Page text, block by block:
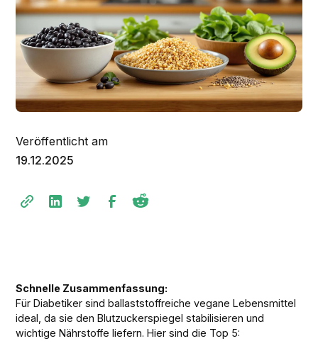
Veröffentlicht am
19.12.2025
Schnelle Zusammenfassung:
Für Diabetiker sind ballaststoffreiche vegane Lebensmittel
ideal, da sie den Blutzuckerspiegel stabilisieren und
wichtige Nährstoffe liefern. Hier sind die Top 5: